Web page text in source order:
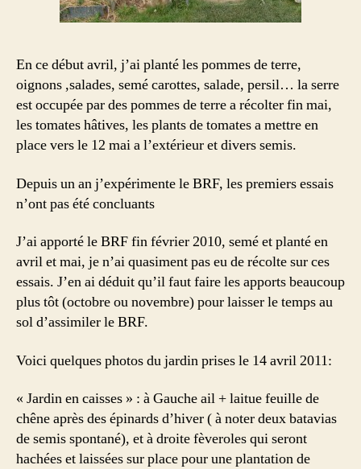
En ce début avril, j’ai planté les pommes de terre,
oignons ,salades, semé carottes, salade, persil… la serre
est occupée par des pommes de terre a récolter fin mai,
les tomates hâtives, les plants de tomates a mettre en
place vers le 12 mai a l’extérieur et divers semis.
Depuis un an j’expérimente le BRF, les premiers essais
n’ont pas été concluants
J’ai apporté le BRF fin février 2010, semé et planté en
avril et mai, je n’ai quasiment pas eu de récolte sur ces
essais. J’en ai déduit qu’il faut faire les apports beaucoup
plus tôt (octobre ou novembre) pour laisser le temps au
sol d’assimiler le BRF.
Voici quelques photos du jardin prises le 14 avril 2011:
« Jardin en caisses » : à Gauche ail + laitue feuille de
chêne après des épinards d’hiver ( à noter deux batavias
de semis spontané), et à droite fèveroles qui seront
hachées et laissées sur place pour une plantation de